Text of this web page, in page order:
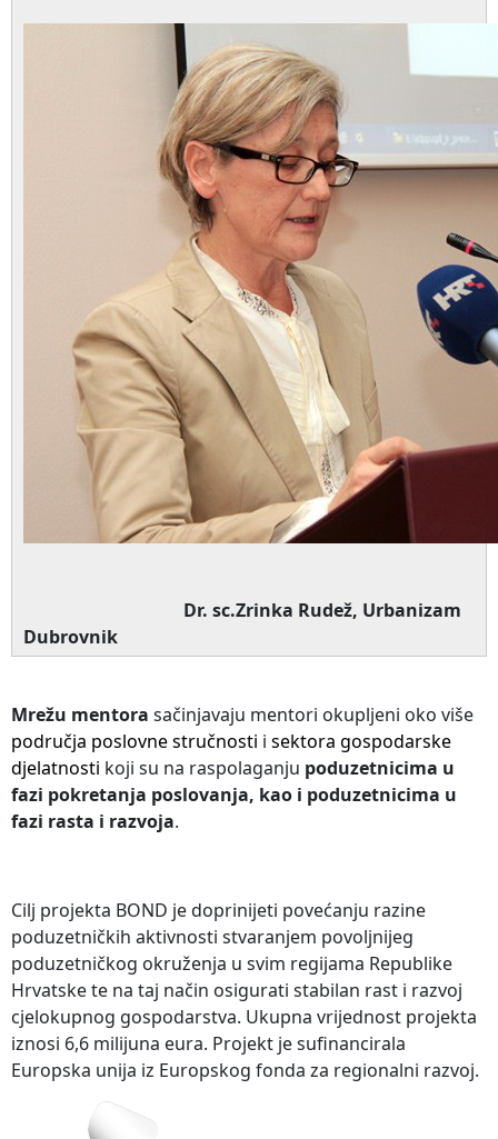
Dr. sc.Zrinka Rudež, Urbanizam
Dubrovnik
Mrežu mentora sačinjavaju mentori okupljeni oko više
područja poslovne stručnosti i sektora gospodarske
djelatnosti koji su na raspolaganju poduzetnicima u
fazi pokretanja poslovanja, kao i poduzetnicima u
fazi rasta i razvoja.
Cilj projekta BOND je doprinijeti povećanju razine
poduzetničkih aktivnosti stvaranjem povoljnijeg
poduzetničkog okruženja u svim regijama Republike
Hrvatske te na taj način osigurati stabilan rast i razvoj
cjelokupnog gospodarstva. Ukupna vrijednost projekta
iznosi 6,6 milijuna eura. Projekt je sufinancirala
Europska unija iz Europskog fonda za regionalni razvoj.